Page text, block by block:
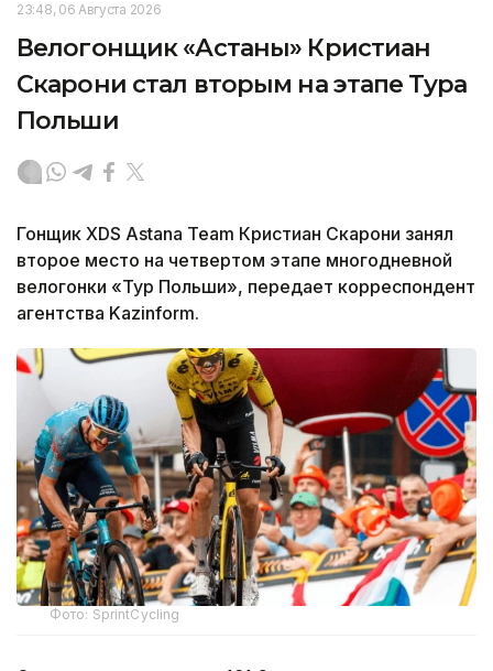
23:48, 06 Августа 2026
Велогонщик «Астаны» Кристиан
Скарони стал вторым на этапе Тура
Польши
Гонщик XDS Astana Team Кристиан Скарони занял
второе место на четвертом этапе многодневной
велогонки «Тур Польши», передает корреспондент
агентства Kazinform.
Фото: SprintCycling